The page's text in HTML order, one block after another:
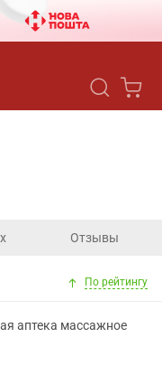
Отзывы
По рейтингу
аптека массажное